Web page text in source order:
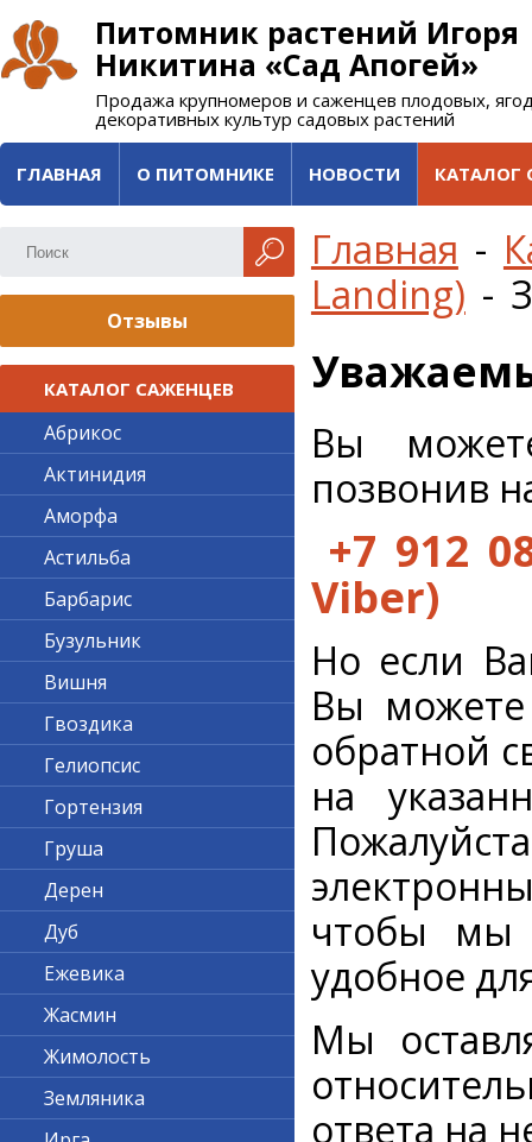
Питомник растений Игоря
Никитина «Сад Апогей»
Продажа крупномеров и саженцев плодовых,
декоративных культур садовых растений
ГЛАВНАЯ О ПИТОМНИКЕ НОВОСТИ КАТАЛОГ
Главная -
Landing) -
Вы
позвонив
+7 912
Viber)
Но если
Вы
обратной
на
чтобы мы
удобное
Мы
ответа на
Отзывы
КАТАЛОГ САЖЕНЦЕВ
Абрикос
Актинидия
Аморфа
Астильба
Барбарис
Бузульник
Вишня
Гвоздика
Гелиопсис
Гортензия
Груша
Дерен
Дуб
Ежевика
Жасмин
Жимолость
Земляника